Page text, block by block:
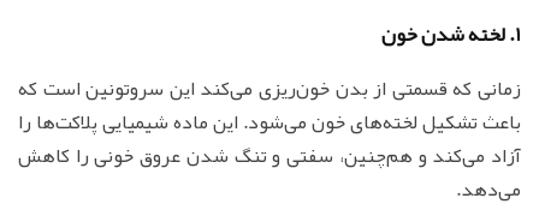
1. لخته شدن خون
زمانی که قسمتی از بدن خون‌ریزی می‌کند این سروتونین است که
باعث تشکیل لخته‌های خون می‌شود. این ماده شیمیایی پلاکت‌ها را
آزاد می‌کند و هم‌چنین، سفتی و تنگ شدن عروق خونی را کاهش
می‌دهد.